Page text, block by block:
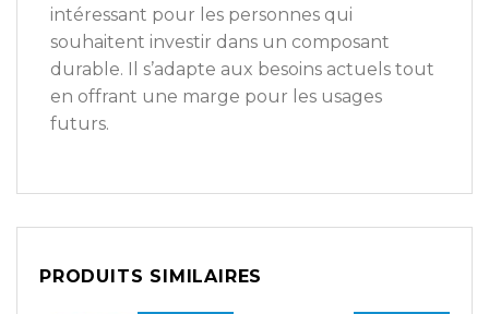
intéressant pour les personnes qui
souhaitent investir dans un composant
durable. Il s’adapte aux besoins actuels tout
en offrant une marge pour les usages
futurs.
PRODUITS SIMILAIRES